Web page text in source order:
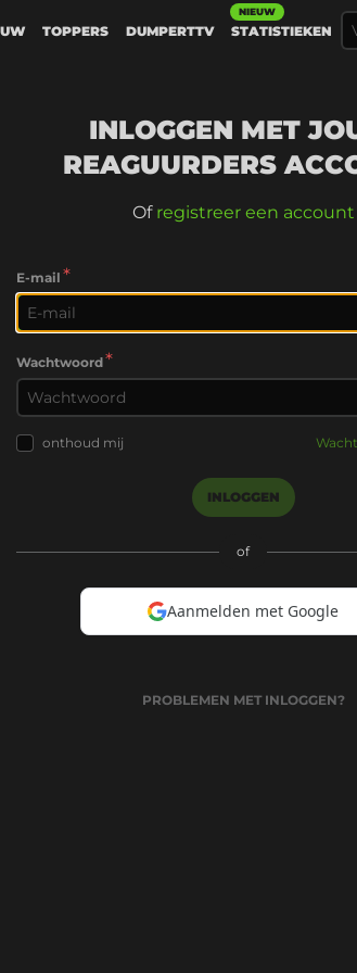
TOPPERS DUMPERTTV STATISTIEKEN
NIEUW
INLOGGEN MET
REAGUURDERS
Of registreer een account
E-mail *
Wachtwoord*
onthoud mij
INLOGGEN
of
Aanmelden met Google
PROBLEMEN MET INLOGGEN?